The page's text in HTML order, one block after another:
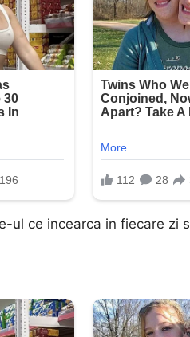
ul ce incearca in fiecare zi